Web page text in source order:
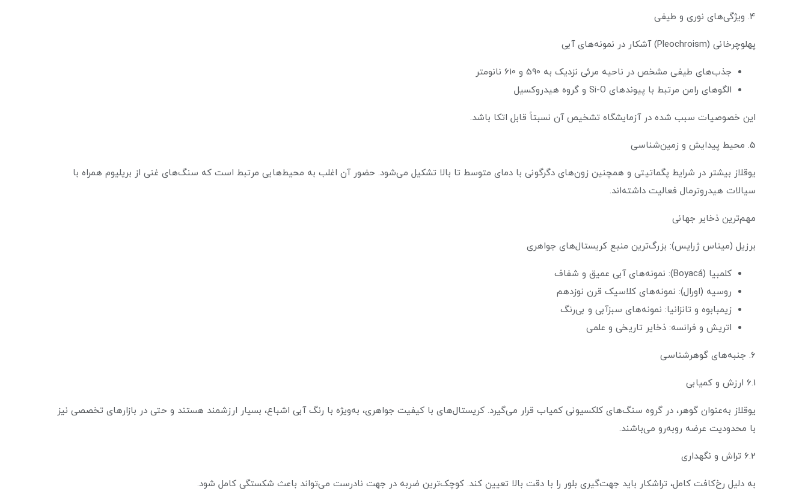
4. ویژگی‌های نوری و طیفی
پهلوچرخانی (Pleochroism) آشکار در نمونه‌های آبی
جذب‌های طیفی مشخص در ناحیه مرئی نزدیک به 590 و 610 نانومتر
الگوهای رامن مرتبط با پیوندهای Si-O و گروه هیدروکسیل
این خصوصیات سبب شده در آزمایشگاه تشخیص آن نسبتاً قابل اتکا باشد.
5. محیط پیدایش و زمین‌شناسی
یوقلاز بیشتر در شرایط پگماتیتی و همچنین زون‌های دگرگونی با دمای متوسط تا بالا تشکیل می‌شود. حضور آن اغلب به محیط‌هایی مرتبط است که سنگ‌های غنی از بریلیوم همراه با
سیالات هیدروترمال فعالیت داشته‌اند.
مهم‌ترین ذخایر جهانی
برزیل (میناس ژرایس): بزرگ‌ترین منبع کریستال‌های جواهری
کلمبیا (Boyacá): نمونه‌های آبی عمیق و شفاف
روسیه (اورال): نمونه‌های کلاسیک قرن نوزدهم
زیمبابوه و تانزانیا: نمونه‌های سبزآبی و بی‌رنگ
اتریش و فرانسه: ذخایر تاریخی و علمی
6. جنبه‌های گوهرشناسی
6.1 ارزش و کمیابی
یوقلاز به‌عنوان گوهر، در گروه سنگ‌های کلکسیونی کمیاب قرار می‌گیرد. کریستال‌های با کیفیت جواهری، به‌ویژه با رنگ آبی اشباع، بسیار ارزشمند هستند و حتی در بازارهای تخصصی نیز
با محدودیت عرضه روبه‌رو می‌باشند.
6.2 تراش و نگهداری
به دلیل رخ‌کافت کامل، تراشکار باید جهت‌گیری بلور را با دقت بالا تعیین کند. کوچک‌ترین ضربه در جهت نادرست می‌تواند باعث شکستگی کامل شود.